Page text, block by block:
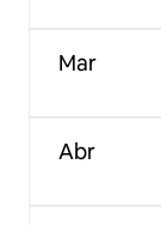
Mar
Abr